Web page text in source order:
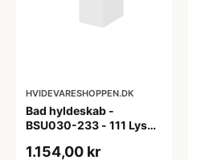
HVIDEVARESHOPPEN.DK
Bad hyldeskab -
BSU030-233 - 111 Lys
1.154,00 kr